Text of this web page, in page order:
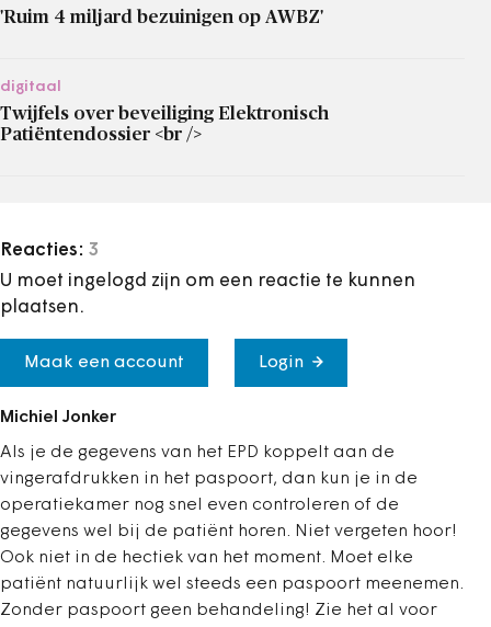
'Ruim 4 miljard bezuinigen op AWBZ'
digitaal
Twijfels over beveiliging Elektronisch
Patiëntendossier <br />
Reacties: 3
U moet ingelogd zijn om een reactie te kunnen
plaatsen.
Maak een account Login
Michiel Jonker
Als je de gegevens van het EPD koppelt aan de
vingerafdrukken in het paspoort, dan kun je in de
operatiekamer nog snel even controleren of de
gegevens wel bij de patiënt horen. Niet vergeten hoor!
Ook niet in de hectiek van het moment. Moet elke
patiënt natuurlijk wel steeds een paspoort meenemen.
Zonder paspoort geen behandeling! Zie het al voor